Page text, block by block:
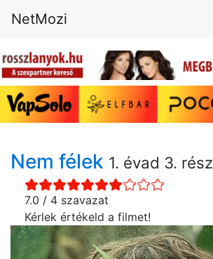
NetMozi
Nem félek 1. évad 3. rész
7.0 / 4 szavazat
Kérlek értékeld a filmet!